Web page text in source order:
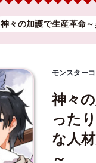
神々の加護で生産革命
モンスター
神々
った
な人
～